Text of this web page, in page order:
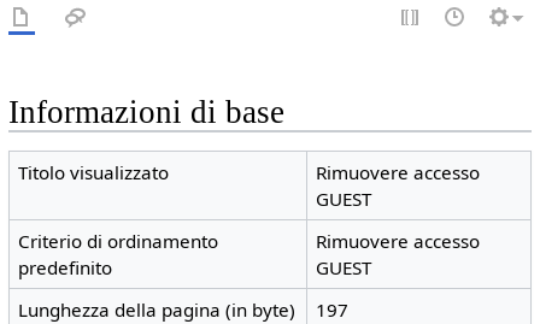
Informazioni di base
Titolo visualizzato
Rimuovere accesso
GUEST
Criterio di ordinamento
predefinito
Rimuovere accesso
GUEST
Lunghezza della pagina (in byte)
197